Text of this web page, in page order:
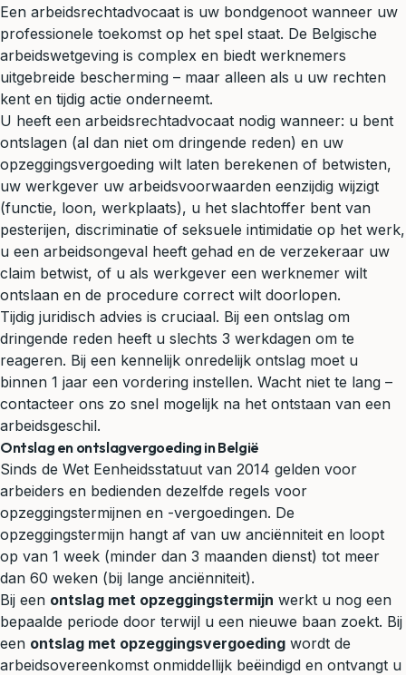
Een arbeidsrechtadvocaat is uw bondgenoot wanneer uw
professionele toekomst op het spel staat. De Belgische
arbeidswetgeving is complex en biedt werknemers
uitgebreide bescherming – maar alleen als u uw rechten
kent en tijdig actie onderneemt.
U heeft een arbeidsrechtadvocaat nodig wanneer: u bent
ontslagen (al dan niet om dringende reden) en uw
opzeggingsvergoeding wilt laten berekenen of betwisten,
uw werkgever uw arbeidsvoorwaarden eenzijdig wijzigt
(functie, loon, werkplaats), u het slachtoffer bent van
pesterijen, discriminatie of seksuele intimidatie op het werk,
u een arbeidsongeval heeft gehad en de verzekeraar uw
claim betwist, of u als werkgever een werknemer wilt
ontslaan en de procedure correct wilt doorlopen.
Tijdig juridisch advies is cruciaal. Bij een ontslag om
dringende reden heeft u slechts 3 werkdagen om te
reageren. Bij een kennelijk onredelijk ontslag moet u
binnen 1 jaar een vordering instellen. Wacht niet te lang –
contacteer ons zo snel mogelijk na het ontstaan van een
arbeidsgeschil.
Ontslag en ontslagvergoeding in België
Sinds de Wet Eenheidsstatuut van 2014 gelden voor
arbeiders en bedienden dezelfde regels voor
opzeggingstermijnen en -vergoedingen. De
opzeggingstermijn hangt af van uw anciënniteit en loopt
op van 1 week (minder dan 3 maanden dienst) tot meer
dan 60 weken (bij lange anciënniteit).
Bij een ontslag met opzeggingstermijn werkt u nog een
bepaalde periode door terwijl u een nieuwe baan zoekt. Bij
een ontslag met opzeggingsvergoeding wordt de
arbeidsovereenkomst onmiddellijk beëindigd en ontvangt u